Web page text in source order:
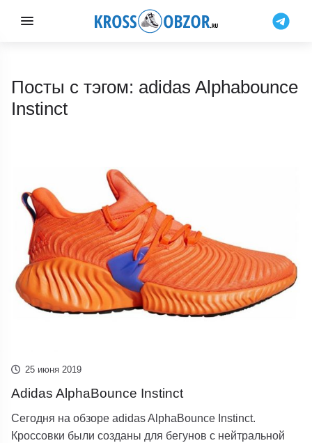
Посты с тэгом: adidas Alphabounce
Instinct
25 июня 2019
Adidas AlphaBounce Instinct
Сегодня на обзоре adidas AlphaBounce Instinct.
Кроссовки были созданы для бегунов с нейтральной